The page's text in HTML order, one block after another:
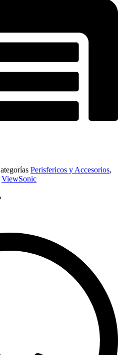
Perisfericos y Accesorios,
ViewSonic